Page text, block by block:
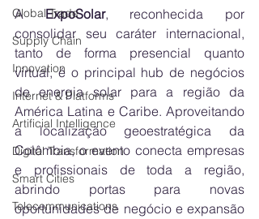
Global Trade
Supply Chain
Innovation
Internet & Platforms
Artificial Intelligence
Digital Transformation
Smart Cities
Telecommunications
A ExpoSolar, reconhecida por
consolidar seu caráter internacional,
tanto de forma presencial quanto
virtual, é o principal hub de negócios
de energia solar para a região da
América Latina e Caribe. Aproveitando
a localização geoestratégica da
Colômbia, o evento conecta empresas
e profissionais de toda a região,
abrindo portas para novas
oportunidades de negócio e expansão